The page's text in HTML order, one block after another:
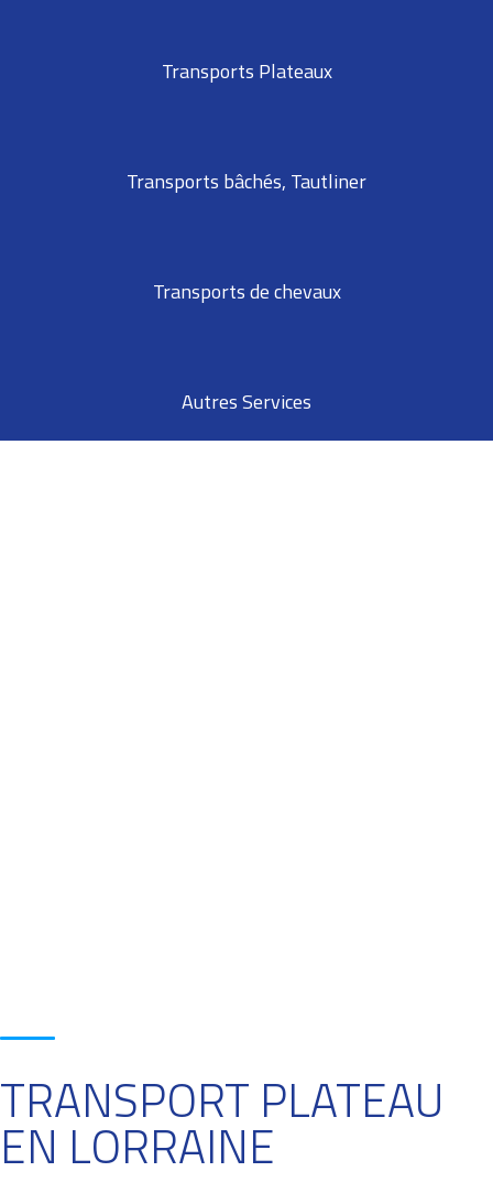
Transports Plateaux
Transports bâchés, Tautliner
Transports de chevaux
Autres Services
TRANSPORT PLATEAU
EN LORRAINE